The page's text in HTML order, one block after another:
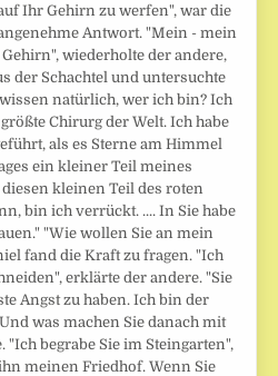
Ihr Gehirn zu werfen", war die
Antwort. "Mein - mein
wiederholte der andere,
der Schachtel und untersuchte
natürlich, wer ich bin? Ich
Chirurg der Welt. Ich habe
als es Sterne am Himmel
ein kleiner Teil meines
kleinen Teil des roten
bin ich verrückt. .... In Sie habe
"Wie wollen Sie an mein
fand die Kraft zu fragen. "Ich
erklärte der andere. "Sie
Angst zu haben. Ich bin der
was machen Sie danach mit
begrabe Sie im Steingarten",
meinen Friedhof. Wenn Sie